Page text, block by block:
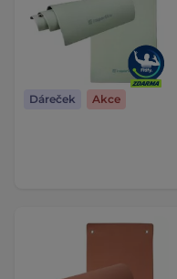
Dáreček Akce